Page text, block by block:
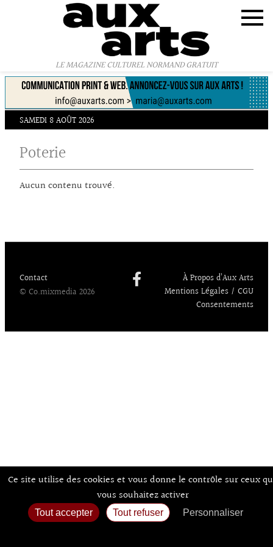
LE MAGAZINE CULTUREL NORMAND GRATUIT
SAMEDI 8 AOÛT 2026
Poterie
Aucun contenu trouvé.
Contact
© Co.mixmedia 2026
À Propos d’Aux Arts
Mentions Légales / CGU
Consentements
Panneau de gestion des cookies
Ce site utilise des cookies et vous donne le contrôle sur ceux
vous souhaitez activer
Tout accepter Tout refuser
Personnaliser